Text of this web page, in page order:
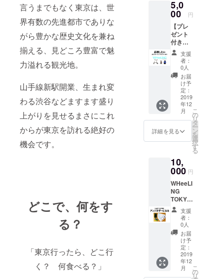
言うまでもなく東京は、世
界有数の先進都市でありな
がら豊かな歴史文化を兼ね
揃える、見どころ豊富で魅
力溢れる観光地。
山手線新駅開業、生まれ変
わる渋谷などますます盛り
上がりを見せるまさにこれ
からが東京を訪れる絶好の
機会です。
どこで、何をす
る？
「東京行ったら、どこ行
く？ 何食べる？」
せてい
ただく
（ニッ
クネー
ム可）
を備考
欄にご
記入く
ださ
い。
ていた
だきま
す。掲
載させ
ていた
だくお
名前
（ニッ
クネー
ム可）
を備考
欄にご
記入く
ださ
い。
5,0
00 円
【プレ
ゼント
付き】
お礼の
メー
ル、ご
希望の
方はお
名前を
当店HP
に掲載
（掲載
サイズ
M） プ
レゼン
きまし
ては本
文中
「リ
ターン
のご紹
介」を
ご確認
くださ
い。 ※
お名前
の掲載
は2020
年12月
31日ま
支援
者：
0人
お届
け予
定：
2019
年12
月
詳細を見る
こ
の
リ
タ
ー
ン
を
選
択
す
る
10,
000 円
WHeeLI
NG
TOKYO
アンバ
サダー
の権利
を得る
（アン
バサ
ダー名
刺、配
布用パ
支援
者：
0人
お届
け予
定：
2019
年12
月
こ
の
リ